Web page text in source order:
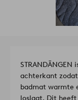
achterkant
badmat warmte
loslaat. Dit